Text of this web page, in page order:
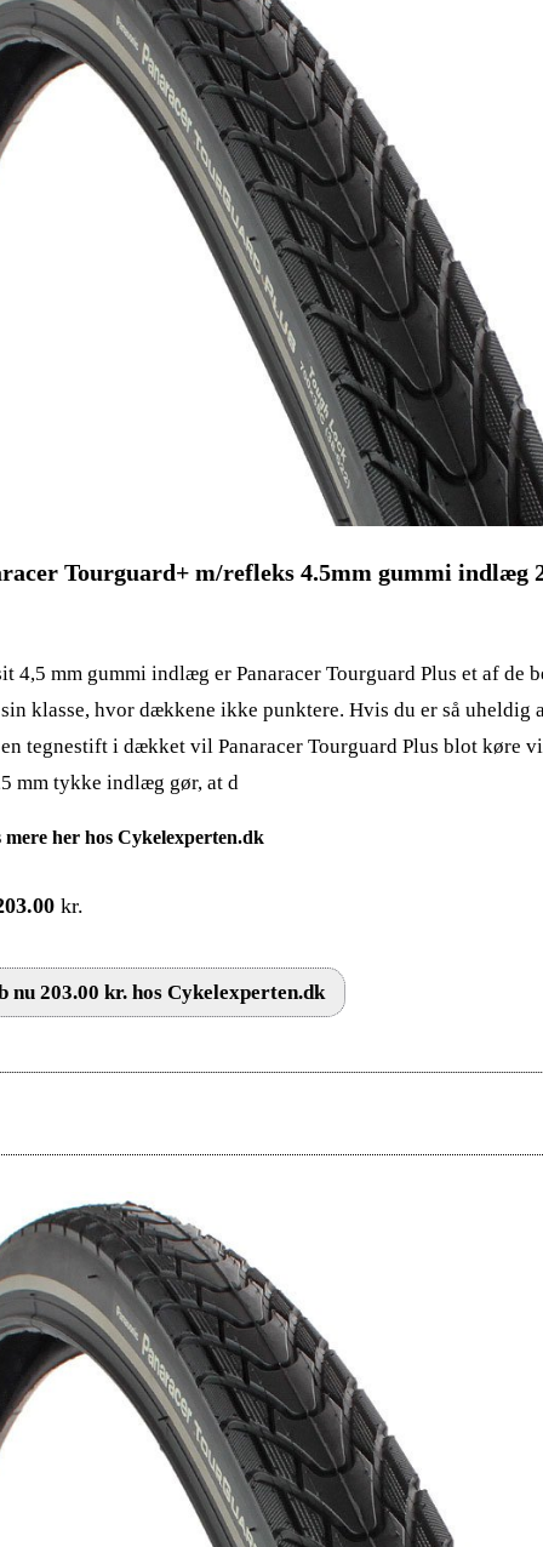
Tourguard+ m/refleks 4.5mm gummi indlæg
4,5 mm gummi indlæg er Panaracer Tourguard Plus et af de
klasse, hvor dækkene ikke punktere. Hvis du er så uheldig
tegnestift i dækket vil Panaracer Tourguard Plus blot køre
mm tykke indlæg gør, at d
her hos Cykelexperten.dk
kr.
nu 203.00 kr. hos Cykelexperten.dk